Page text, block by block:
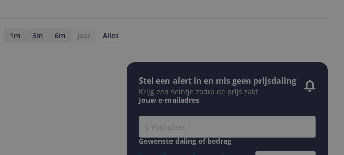
1m 3m 6m Jaar Alles
Stel een alert in en mis geen prijsdaling
Krijg een seintje zodra de prijs zakt
Jouw e-mailadres
Gewenste daling of bedrag
Gewenste prijs